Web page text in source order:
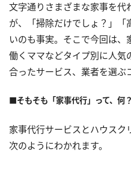
文字通りさまざまな家事を代
が、「掃除だけでしょ？」「
いのも事実。そこで今回は、
働くママなどタイプ別に人気
合ったサービス、業者を選ぶ
■そもそも「家事代行」って、何？
家事代行サービスとハウスク
次のようにわかれます。